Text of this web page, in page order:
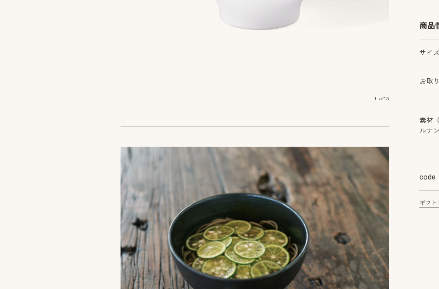
1of 3
商品
サイ
お取
素材
ルナ
code
ギフト